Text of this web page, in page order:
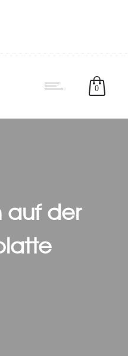
0
auf der